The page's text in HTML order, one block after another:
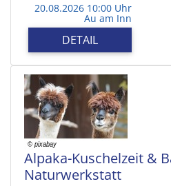
20.08.2026 10:00 Uhr
Au am Inn
DETAIL
Alpaka-Kuschelzeit &
Naturwerkstatt